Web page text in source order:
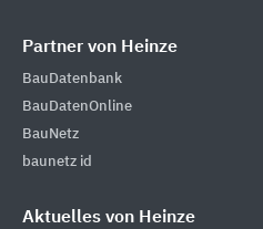
Partner von Heinze
BauDatenbank
BauDatenOnline
BauNetz
baunetz id
Aktuelles von Heinze